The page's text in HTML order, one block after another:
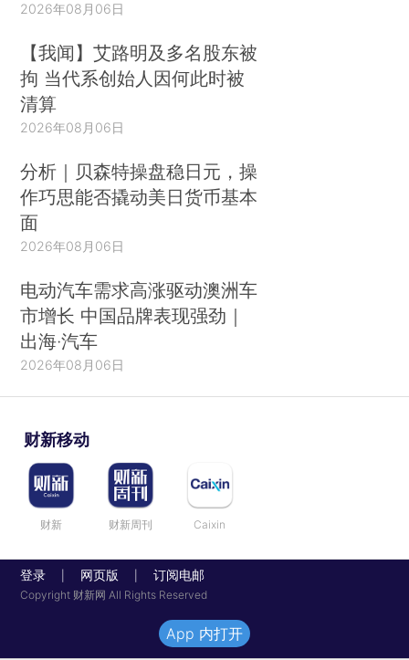
2026年08月06日
【我闻】艾路明及多名股东被
拘 当代系创始人因何此时被
清算
2026年08月06日
分析｜贝森特操盘稳日元，操
作巧思能否撬动美日货币基本
面
2026年08月06日
电动汽车需求高涨驱动澳洲车
市增长 中国品牌表现强劲｜
出海·汽车
2026年08月06日
财新移动
财新 财新周刊 Caixin
登录 网页版 订阅电邮
Copyright 财新网 All Rights Reserved
App 内打开